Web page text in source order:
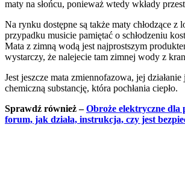
maty na słońcu, ponieważ wtedy wkłady
Na rynku dostępne są także maty chłodzące z
przypadku musicie pamiętać o schłodzeniu
Mata z zimną wodą jest najprostszym
wystarczy, że nalejecie tam zimnej wody z
Jest jeszcze mata zmiennofazowa, jej działanie
chemiczną substancję, która pochłania ciepło.
Sprawdź również –Obroże elektryczne dla
forum, jak działa, instrukcja, czy jest